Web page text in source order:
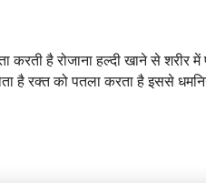
करती है रोजाना हल्दी खाने से शरीर
है रक्त को पतला करता है इससे